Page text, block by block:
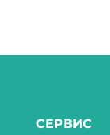
СЕРВИС